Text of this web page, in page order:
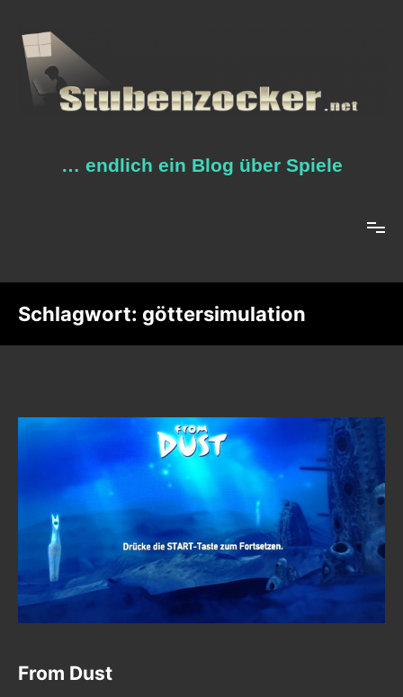
Inhalt
springen
… endlich ein Blog über Spiele
Schlagwort: göttersimulation
From Dust